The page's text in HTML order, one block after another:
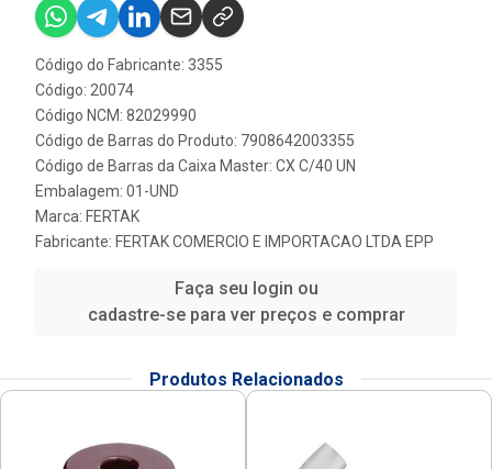
Código do Fabricante: 3355
Código: 20074
Código NCM: 82029990
Código de Barras do Produto: 7908642003355
Código de Barras da Caixa Master: CX C/40 UN
Embalagem: 01-UND
Marca: FERTAK
Fabricante: FERTAK COMERCIO E IMPORTACAO LTDA EPP
Faça seu login ou
cadastre-se para ver preços e comprar
Produtos Relacionados